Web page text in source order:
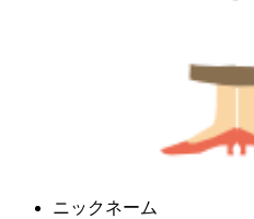
ニックネーム